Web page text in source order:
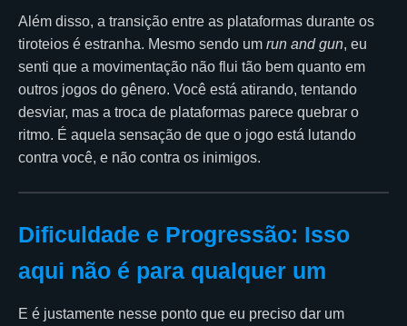
Além disso, a transição entre as plataformas durante os
tiroteios é estranha. Mesmo sendo um run and gun, eu
senti que a movimentação não flui tão bem quanto em
outros jogos do gênero. Você está atirando, tentando
desviar, mas a troca de plataformas parece quebrar o
ritmo. É aquela sensação de que o jogo está lutando
contra você, e não contra os inimigos.
Dificuldade e Progressão: Isso
aqui não é para qualquer um
E é justamente nesse ponto que eu preciso dar um